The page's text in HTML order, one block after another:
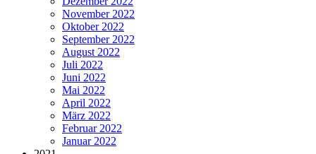
November 2022
Oktober 2022
September 2022
August 2022
Juli 2022
Juni 2022
Mai 2022
April 2022
März 2022
Februar 2022
Januar 2022